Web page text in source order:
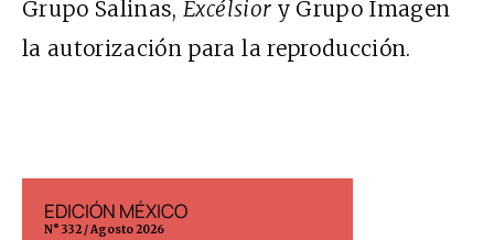
Grupo Salinas, Excélsior y Grupo Imagen
la autorización para la reproducción.
EDICIÓN MÉXICO
N° 332 / Agosto 2026